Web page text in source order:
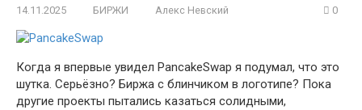
14.11.2025 БИРЖИ Алекс Невский 0
Когда я впервые увидел PancakeSwap я подумал, что это
шутка. Серьёзно? Биржа с блинчиком в логотипе? Пока
другие проекты пытались казаться солидными,